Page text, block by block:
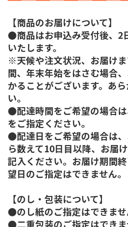
【商品のお届けについて】
●商品はお申込み受付後、2
いたします。
※天候や注文状況、お届け
間、年末年始をはさむ場合
かることがございます。あ
い。
●配達時間をご希望の場合
をご指定ください。
●配達日をご希望の場合は
ら数えて10日目以降、お届
記入ください。お届け期間
望日のご指定はできません。
【のし・包装について】
●のし紙のご指定はできませ
●二重包装のご指定はできま